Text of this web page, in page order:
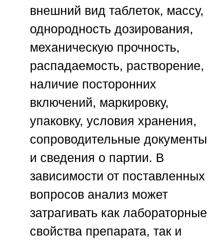
внешний вид таблеток, массу,
однородность дозирования,
механическую прочность,
распадаемость, растворение,
наличие посторонних
включений, маркировку,
упаковку, условия хранения,
сопроводительные документы
и сведения о партии. В
зависимости от поставленных
вопросов анализ может
затрагивать как лабораторные
свойства препарата, так и